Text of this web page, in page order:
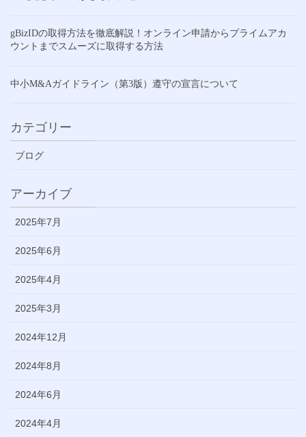
gBizIDの取得方法を徹底解説！オンライン申請からプライムアカ
ウントまでスムーズに取得する方法
中小M&Aガイドライン（第3版）遵守の宣言について
カテゴリー
ブログ
アーカイブ
2025年7月
2025年6月
2025年4月
2025年3月
2024年12月
2024年8月
2024年6月
2024年4月